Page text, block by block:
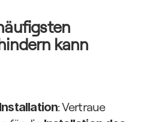
kann
: Vertraue